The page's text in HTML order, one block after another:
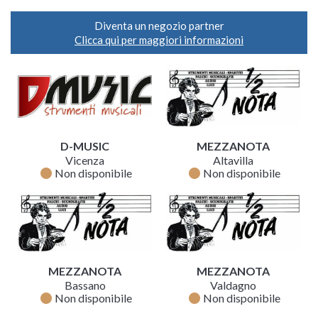
Diventa un negozio partner
Clicca qui per maggiori informazioni
D-MUSIC
Vicenza
fiber_manual_record Non disponibile
MEZZANOTA
Altavilla
fiber_manual_record Non disponibile
MEZZANOTA
Bassano
fiber_manual_record Non disponibile
MEZZANOTA
Valdagno
fiber_manual_record Non disponibile